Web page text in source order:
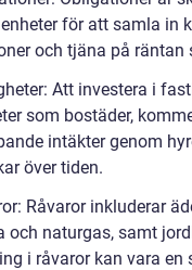
för att samla in
och tjäna på räntan
Att investera i
som bostäder,
intäkter genom
över tiden.
Råvaror inkluderar
och naturgas, samt
i råvaror kan vara